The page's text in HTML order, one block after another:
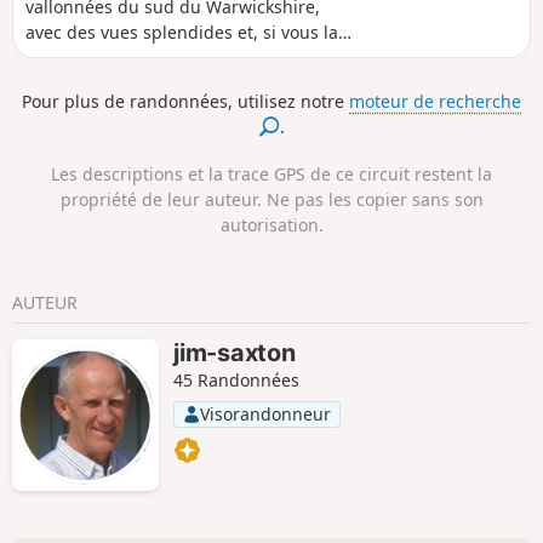
vallonnées du sud du Warwickshire,
avec des vues splendides et, si vous la
faites en mai, de magnifiques jacinthes
Whichford, les sentiers grimpent sur la
colline et descendent vers la maison de
finissent par rejoindre la route près de
Great Rollright. Une courte section de
route avant les sentiers et les chemins
Compton. Le retour se fait par une
jacinthes des bois avant de rejoindre la
route qui ramène au centre de
Whichford et à votre voiture garée.
Pour plus de randonnées, utilisez notre moteur de recherche
.
Les descriptions et la trace GPS de ce circuit restent la
propriété de leur auteur. Ne pas les copier sans son
autorisation.
AUTEUR
jim-saxton
45 Randonnées
Visorandonneur